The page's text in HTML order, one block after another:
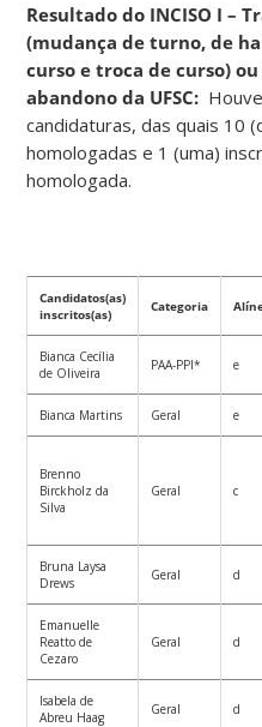
Resultado do INCISO I –
(mudança de turno, de
curso e troca de curso)
abandono da UFSC:
candidaturas, das quais 10
homologadas e 1 (uma)
homologada.
Candidatos(as)
inscritos(as)
Categoria
Bianca Cecília
de Oliveira
PAA-PPI* e
Bianca Martins Geral e
Brenno
Birckholz da
Silva
Geral c
Bruna Laysa
Drews
Geral d
Emanuelle
Reatto de
Cezaro
Geral d
Isabela de
Abreu Haag
Geral d